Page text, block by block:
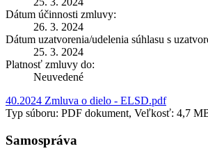
Dátum účinnosti zmluvy:
26. 3. 2024
Dátum uzatvorenia/udelenia súhlasu s
25. 3. 2024
Platnosť zmluvy do:
Neuvedené
40.2024 Zmluva o dielo - ELSD.pdf
Typ súboru: PDF dokument, Veľkosť: 4,7
Samospráva